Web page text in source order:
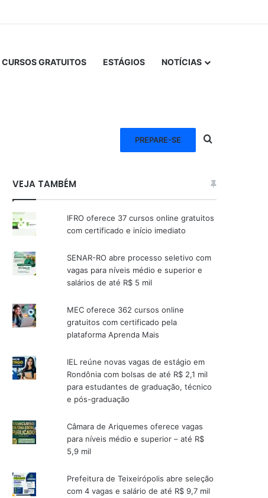
CURSOS GRATUITOS ESTÁGIOS NOTÍCIAS
PREPARE-SE Procurar por
VEJA TAMBÉM
IFRO oferece 37 cursos online gratuitos
com certificado e início imediato
SENAR-RO abre processo seletivo com
vagas para níveis médio e superior e
salários de até R$ 5 mil
MEC oferece 362 cursos online
gratuitos com certificado pela
plataforma Aprenda Mais
IEL reúne novas vagas de estágio em
Rondônia com bolsas de até R$ 2,1 mil
para estudantes de graduação, técnico
e pós-graduação
Câmara de Ariquemes oferece vagas
para níveis médio e superior – até R$
5,9 mil
Prefeitura de Teixeirópolis abre seleção
com 4 vagas e salário de até R$ 9,7 mil